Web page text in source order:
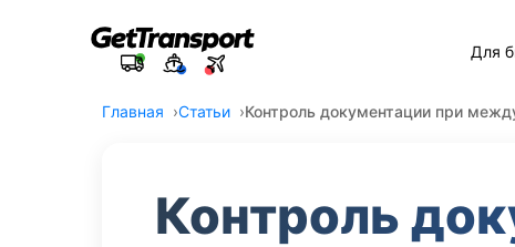
Для
Главная Статьи Контроль документации при
Контроль